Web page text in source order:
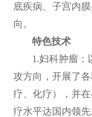
底疾病、子宫内
向。
特色技术
1.妇科肿瘤：
攻方向，开展了
疗、化疗），并
疗水平达国内领